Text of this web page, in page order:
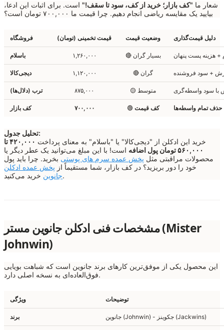
شعار ما "کف بازار؛ خرید از کف، سود تا سقف!" است. برای اثبات این ادعا،
بیایید یک مقایسه ریاضی انجام دهیم. چرا قیمت ما ۷۰۰,۰۰۰ تومان است؟
فروشگاه قیمت تخمینی (تومان) وضعیت قیمت دلیل قیمت‌گذاری
باسلام ۱,۲۶۰,۰۰۰ 🔴 بسیار گران + هزینه پست پنهان
دیجی‌کالا ۱,۱۲۰,۰۰۰ 🔴 گران + سود فروشنده
ترب (دلال‌ها) ۸۷۵,۰۰۰ 🟡 متوسط با سود واسطه‌گری
کف بازار ۷۰۰,۰۰۰ 🟢 کف قیمت حذف تمام واسطه‌ها
تحلیل جدول:
خرید این ادکلن از "دیجی‌کالا" یا "باسلام" به معنای پرداخت
۴۲۰,۰۰۰ تا
۵۶۰,۰۰۰ تومان پول اضافه
است! با این مبلغ می‌توانید یک عطر دیگر یا
محصولات مراقبتی مثل پخش عمده سرم های پوستی بخرید. چرا باید پول
خود را دور بریزید؟ در کف بازار، شما مستقیماً از پخش عمده ادکلن
جانوینخرید می‌کنید.
مشخصات فنی ادکلن جانوین مستر (Mister
Johnwin)
این محصول یکی از موفق‌ترین کارهای برند جانوین است که شباهت بویایی
فوق‌العاده‌ای به نسخه اصلی دارد.
ویژگی توضیحات
برند جانوین (Johnwin) - جکوینز (Jackwins)